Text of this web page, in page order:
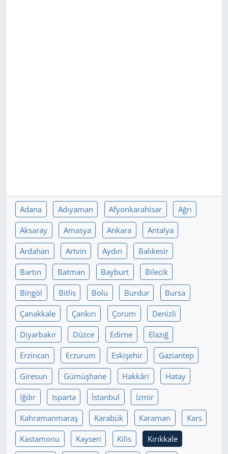
Adana Adıyaman Afyonkarahisar Ağrı
Aksaray Amasya Ankara Antalya
Ardahan Artvin Aydın Balıkesir
Bartın Batman Bayburt Bilecik
Bingöl Bitlis Bolu Burdur Bursa
Çanakkale Çankırı Çorum Denizli
Diyarbakır Düzce Edirne Elazığ
Erzincan Erzurum Eskişehir Gaziantep
Giresun Gümüşhane Hakkâri Hatay
Iğdır Isparta İstanbul İzmir
Kahramanmaraş Karabük Karaman Kars
Kastamonu Kayseri Kilis Kırıkkale
SİYASET
SPOR
Yerel